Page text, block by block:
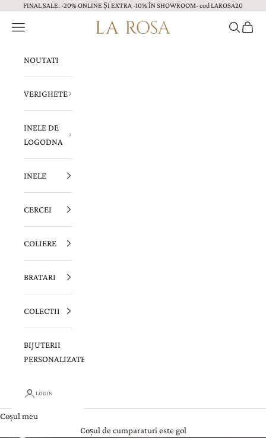
Sari la continut
FINAL SALE: -20% ONLINE ȘI EXTRA -10% ÎN SHOWROOM- cod LAROSA20
Bijuterii LA ROSA
Menu CautăCoș
NOUTATI
VERIGHETE
INELE DE
LOGODNA
INELE
CERCEI
COLIERE
BRATARI
COLECTII
BIJUTERII
PERSONALIZATE
LOGIN
Coșul meu
Coșul de cumparaturi este gol